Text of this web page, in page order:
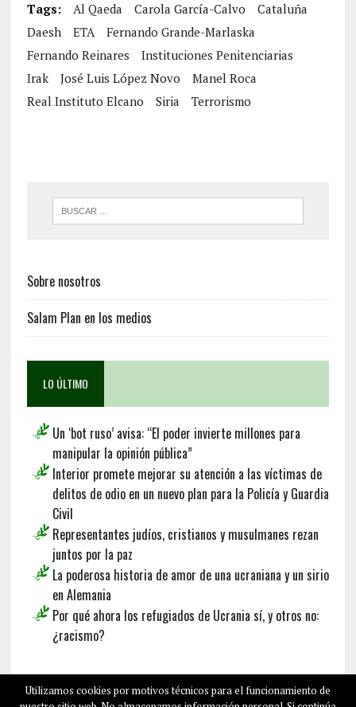
Tags: Al Qaeda Carola García-Calvo
Cataluña
Daesh
ETA
Fernando Grande-Marlaska
Fernando Reinares
Instituciones Penitenciarias
Irak
José Luis López Novo
Manel Roca
Real Instituto Elcano
Siria Terrorismo
Sobre nosotros
Salam Plan en los medios
LO ÚLTIMO
Un ‘bot ruso’ avisa: “El poder invierte millones para
manipular la opinión pública”
Interior promete mejorar su atención a las víctimas de
delitos de odio en un nuevo plan para la Policía y Guardia
Civil
Representantes judíos, cristianos y musulmanes rezan
juntos por la paz
La poderosa historia de amor de una ucraniana y un sirio
en Alemania
Por qué ahora los refugiados de Ucrania sí, y otros no:
¿racismo?
English
Deutsch
Français
Utilizamos cookies por motivos técnicos para el funcionamiento de